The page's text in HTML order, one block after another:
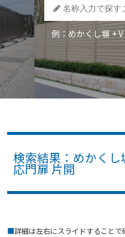
例：めかくし塀 +
検索結果：めかくし
応門扉 片開
■詳細は左右にスライドすることで